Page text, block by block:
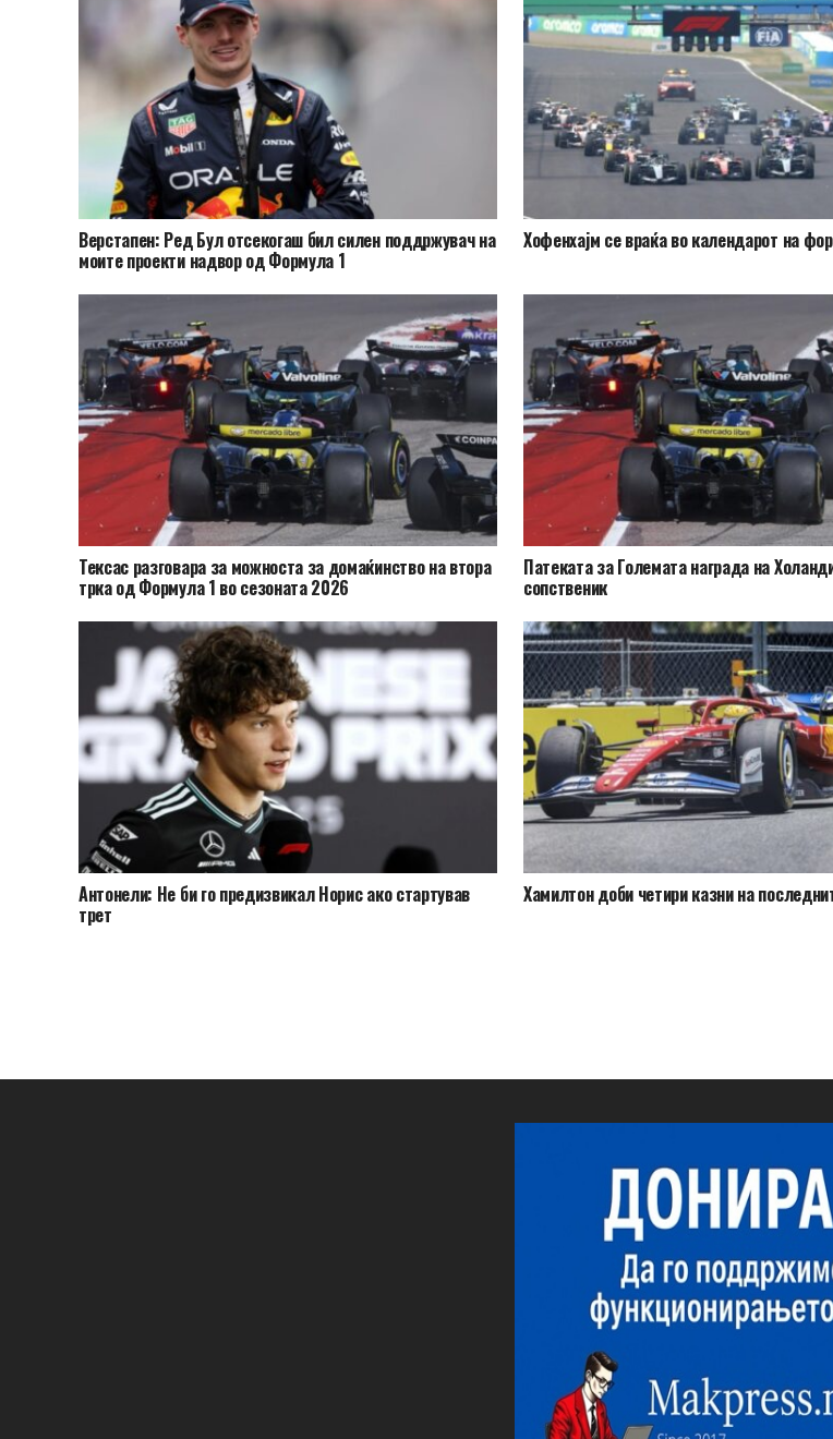
Верстапен: Ред Бул отсекогаш бил силен поддржувач на
моите проекти надвор од Формула 1
Хофенхајм се враќа во календарот на
Тексас разговара за можноста за домаќинство на втора
трка од Формула 1 во сезоната 2026
Патеката за Големата награда на
сопственик
Антонели: Не би го предизвикал Норис ако стартував
трет
Хамилтон доби четири казни на